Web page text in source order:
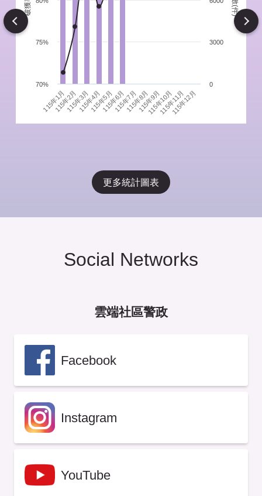
115年1月
115年2月115年3月115年4月115年5月115年6月115年7月115年8月115年9月
115年10月
115年11月
115年12月
70%
75%
0
3000
更多統計圖表
Social Networks
雲端社區警政
Facebook
Instagram
YouTube